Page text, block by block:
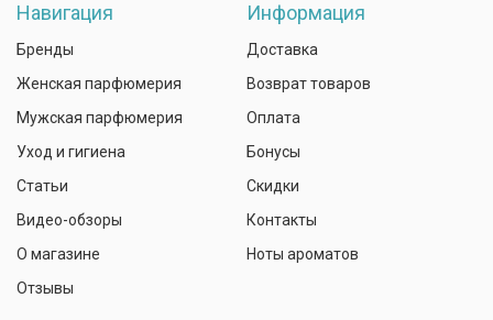
Навигация
Бренды
Женская парфюмерия
Мужская парфюмерия
Уход и гигиена
Статьи
Видео-обзоры
О магазине
Отзывы
Информация
Доставка
Возврат товаров
Оплата
Бонусы
Скидки
Контакты
Ноты ароматов